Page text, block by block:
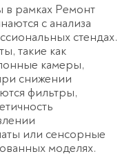
в рамках Ремонт
с анализа
стендах.
такие как
камеры,
снижении
фильтры,
или сенсорные
моделях.